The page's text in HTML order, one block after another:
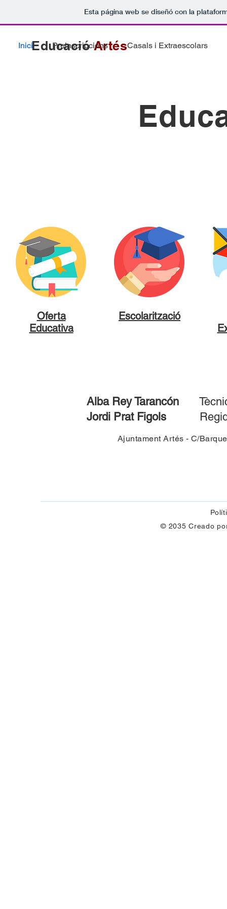
Esta página web se diseñó con la
EducacióArtés
Inici Preinscripcions Casals i Extraescolars
Oferta
Educativa
Escolarització
Alba Rey Tarancón
Jordi Prat Figols
Ajuntament Artés - C/
© 2035 Creado